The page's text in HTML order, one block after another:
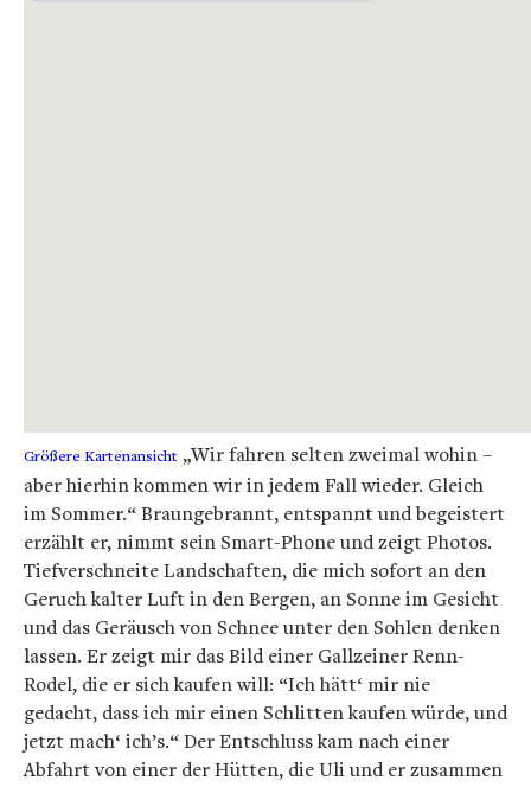
Größere Kartenansicht „Wir fahren selten zweimal wohin –
aber hierhin kommen wir in jedem Fall wieder. Gleich
im Sommer.“ Braungebrannt, entspannt und begeistert
erzählt er, nimmt sein Smart-Phone und zeigt Photos.
Tiefverschneite Landschaften, die mich sofort an den
Geruch kalter Luft in den Bergen, an Sonne im Gesicht
und das Geräusch von Schnee unter den Sohlen denken
lassen. Er zeigt mir das Bild einer Gallzeiner Renn-
Rodel, die er sich kaufen will: “Ich hätt‘ mir nie
gedacht, dass ich mir einen Schlitten kaufen würde, und
jetzt mach‘ ich’s.“ Der Entschluss kam nach einer
Abfahrt von einer der Hütten, die Uli und er zusammen